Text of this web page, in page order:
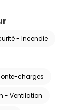
- Incendie
charges
- Ventilation